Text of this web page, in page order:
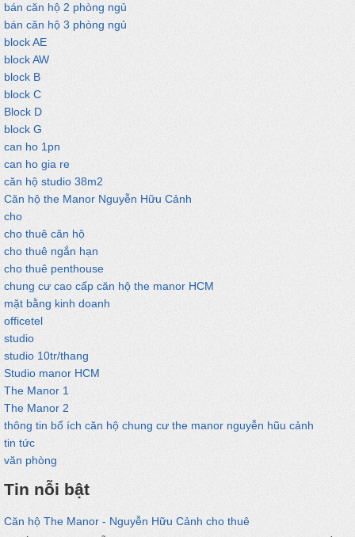
bán căn hộ 2 phòng ngủ
bán căn hộ 3 phòng ngủ
block AE
block AW
block B
block C
Block D
block G
can ho 1pn
can ho gia re
căn hộ studio 38m2
Căn hộ the Manor Nguyễn Hữu Cảnh
cho
cho thuê căn hộ
cho thuê ngắn hạn
cho thuê penthouse
chung cư cao cấp căn hộ the manor HCM
mặt bằng kinh doanh
officetel
studio
studio 10tr/thang
Studio manor HCM
The Manor 1
The Manor 2
thông tin bổ ích căn hộ chung cư the manor nguyễn hũu cảnh
tin tức
văn phòng
Tin nỗi bật
Căn hộ The Manor - Nguyễn Hữu Cảnh cho thuê